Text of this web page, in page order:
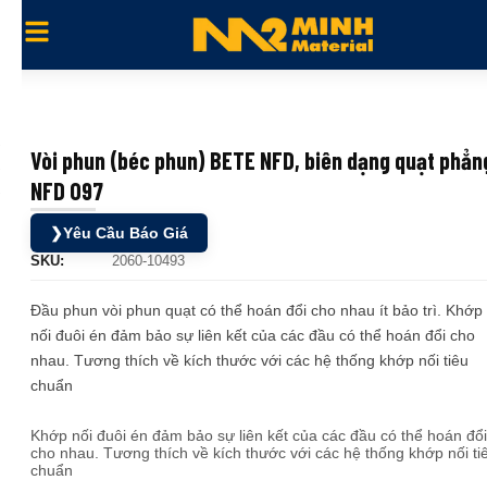
Vòi phun (béc phun) BETE NFD, biên dạng quạt
NFD 097
❯Yêu Cầu Báo Giá
SKU: 2060-10493
Đầu phun vòi phun quạt có thể hoán đổi cho nhau ít bảo trì. Khớp
nối đuôi én đảm bảo sự liên kết của các đầu có thể hoán đổi cho
nhau. Tương thích về kích thước với các hệ thống khớp nối tiêu
chuẩn
Khớp nối đuôi én đảm bảo sự liên kết của các đầu có thể hoán đổi
cho nhau. Tương thích về kích thước với các hệ thống khớp nối
chuẩn